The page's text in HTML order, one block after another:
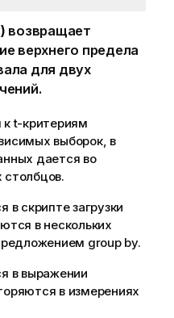
возвращает
верхнего предела
для двух
t-критериям
выборок, в
дается во
в скрипте загрузки
в нескольких
group by.
в выражении
в измерениях